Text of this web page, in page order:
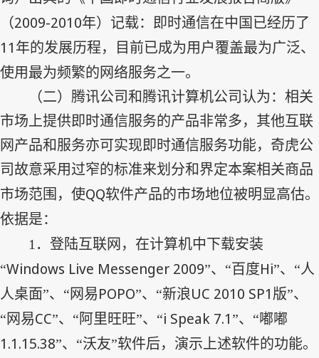
（2009-2010年）记载：即时通信在中国已经历了
11 年的发展历程，目前已成为用户覆盖最为广泛、
使用最为频繁的网络服务之一。
（二）腾讯公司和腾讯计算机公司认为：相关
市场上提供即时通信服务的产品非常多，其他互联
网产品和服务亦可实现即时通信服务功能，奇虎公
司故意采用过窄的标准来划分和界定本案相关商品
市场范围，使QQ软件产品的市场地位被明显高估。
依据是：
1 ．登陆互联网，在计算机中下载安装
“Windows Live Messenger 2009”、“百度Hi”、“人
人桌面”、“网易POPO”、“新浪UC 2010 SP1 版”、
“网易CC”、“阿里旺旺”、“i Speak 7.1 ”、“嘟嘟
1.1.15.38”、“沃友”软件后，演示上述软件的功能。